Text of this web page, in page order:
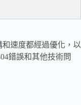
速度都經過優化，以
錯誤和其他技術問